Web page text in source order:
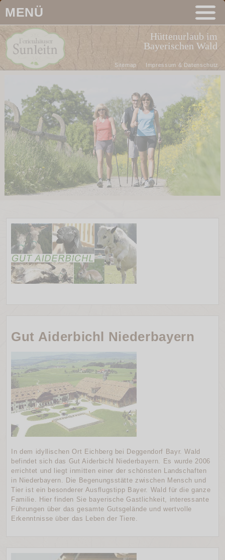
Hüttenurlaub im
Bayerischen Wald
MENÜ
Impressum & Datenschutz
Sitemap
Gut Aiderbichl Niederbayern
In dem idyllischen Ort Eichberg bei Deggendorf Bayr. Wald
befindet sich das Gut Aiderbichl Niederbayern. Es wurde 2006
errichtet und liegt inmitten einer der schönsten Landschaften
in Niederbayern. Die Begenungsstätte zwischen Mensch und
Tier ist ein besonderer Ausflugstipp Bayer. Wald für die ganze
Familie. Hier finden Sie bayerische Gastlichkeit, interessante
Führungen über das gesamte Gutsgelände und wertvolle
Erkenntnisse über das Leben der Tiere.